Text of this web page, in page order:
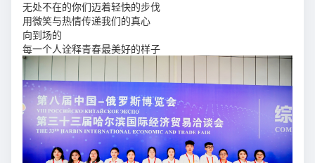
无处不在的你们迈着轻快的步伐
用微笑与热情传递我们的真心
向到场的
每一个人诠释青春最美好的样子